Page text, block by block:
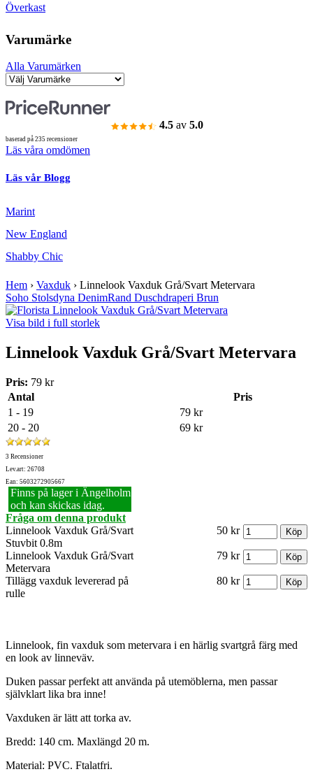
Överkast
Varumärke
Alla Varumärken
4.5 av 5.0
baserad på 235 recensioner
Läs våra omdömen
Läs vår Blogg
Marint
New England
Shabby Chic
Hem › Vaxduk › Linnelook Vaxduk Grå/Svart Metervara
Soho Stolsdyna DenimRand Duschdraperi Brun
Visa bild i full storlek
Linnelook Vaxduk Grå/Svart Metervara
Pris: 79 kr
Antal
Pris
1 - 19
79 kr
20 - 20
69 kr
3 Recensioner
Lev.art: 26708
Ean: 5603272905667
Finns på lager i Ängelholm
och kan skickas idag.
Fråga om denna produkt
Linnelook Vaxduk Grå/Svart
Stuvbit 0.8m
50 kr
Linnelook Vaxduk Grå/Svart
Metervara
79 kr
Tillägg vaxduk levererad på
rulle
80 kr
Linnelook, fin vaxduk som metervara i en härlig svartgrå färg med
en look av linneväv.
Duken passar perfekt att använda på utemöblerna, men passar
självklart lika bra inne!
Vaxduken är lätt att torka av.
Bredd: 140 cm. Maxlängd 20 m.
Material: PVC. Ftalatfri.